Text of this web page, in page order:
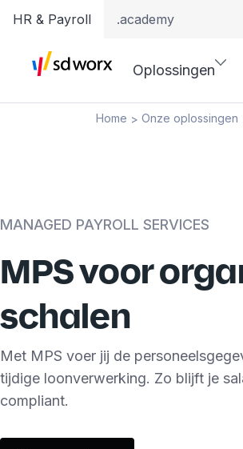
HR & Payroll .academy
Oplossingen
Home > Onze oplossingen
MANAGED PAYROLL SERVICES
MPS voor
schalen
Met MPS voer jij de
tijdige loonverwerking. Zo blijft je
compliant.